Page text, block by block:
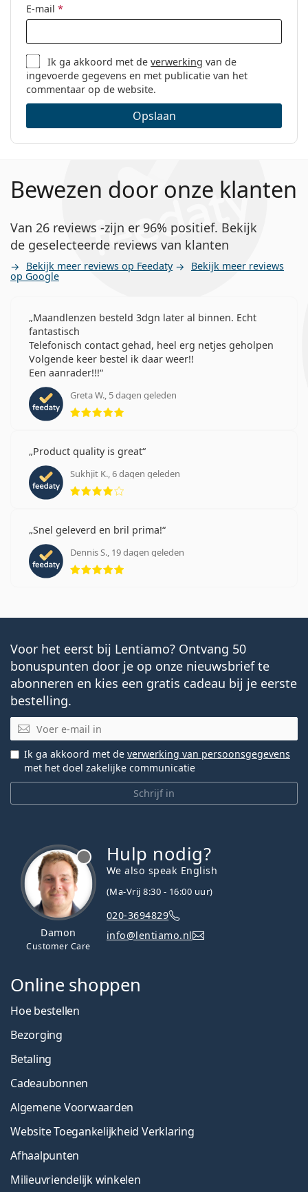
E-mail *
Ik ga akkoord met deverwerking van de
ingevoerde gegevens en met publicatie van het
commentaar op de website.
Opslaan
Bewezen door onze klanten
Van 26 reviews -zijn er 96% positief. Bekijk
de geselecteerde reviews van klanten
Bekijk meer reviews op Feedaty Bekijk meer reviews
op Google
Maandlenzen besteld 3dgn later al binnen. Echt
fantastisch
Telefonisch contact gehad, heel erg netjes geholpen
Volgende keer bestel ik daar weer!!
Een aanrader!!!
Greta W., 5 dagen geleden
Beoordeling 5 van 5
Product quality is great
Sukhjit K., 6 dagen geleden
Beoordeling 4 van 5
Snel geleverd en bril prima!
Dennis S., 19 dagen geleden
Beoordeling 5 van 5
Voor het eerst bij Lentiamo? Ontvang 50
bonuspunten door je op onze nieuwsbrief te
abonneren en kies een gratis cadeau bij je eerste
bestelling.
E-mail
Schrijf in
Ik ga akkoord met de verwerking van persoonsgegevens
met het doel zakelijke communicatie
Damon
Customer Care
Hulp nodig?
We also speak English
(Ma-Vrij 8:30 - 16:00 uur)
020-3694829
info@lentiamo.nl
Online shoppen
Hoe bestellen
Bezorging
Betaling
Cadeaubonnen
Algemene Voorwaarden
Website Toegankelijkheid Verklaring
Afhaalpunten
Milieuvriendelijk winkelen